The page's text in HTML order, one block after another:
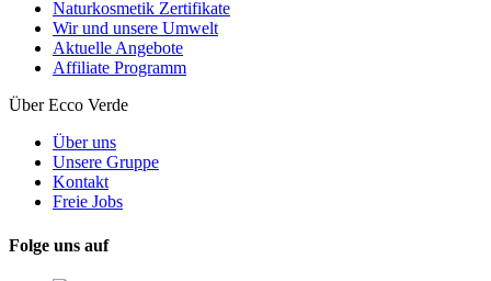
Naturkosmetik Zertifikate
Wir und unsere Umwelt
Aktuelle Angebote
Affiliate Programm
Über Ecco Verde
Über uns
Unsere Gruppe
Kontakt
Freie Jobs
Folge uns auf